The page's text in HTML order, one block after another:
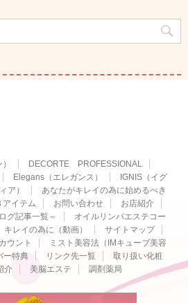
DECORTE PROFESSIONAL
Elegans（エレガンス）
IGNIS（イグ
ア）
あなたがキレイの為に始めるべき
イテム
お問い合わせ
お店紹介
グ記事一覧～
オイルリンパエステコー
キレイの為に（動画）
サイトマップ
ウント
ミスト美容法（IMキューブ美容
ー特典 リンク先一覧
取り扱い化粧
介 美脳エステ 調剤薬局